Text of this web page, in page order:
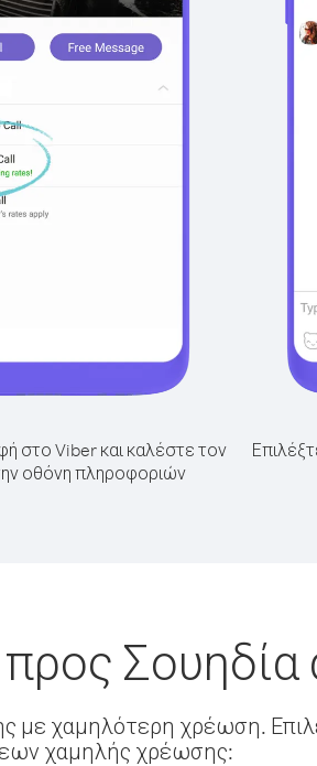
στο Viber και καλέστε τον
οθόνη πληροφοριών
Σουηδία
με χαμηλότερη χρέωση.
χαμηλής χρέωσης: